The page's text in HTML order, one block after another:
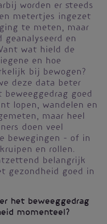
worden er steeds
metertjes ingezet
te meten, maar
geanalyseerd en
wat hield de
en hoe
bij bewogen?
deze data beter
goed
lopen, wandelen en
maar heel
doen veel
bewegingen – of in
en rollen.
belangrijk
gezondheid goed in
het beweeggedrag
momenteel?